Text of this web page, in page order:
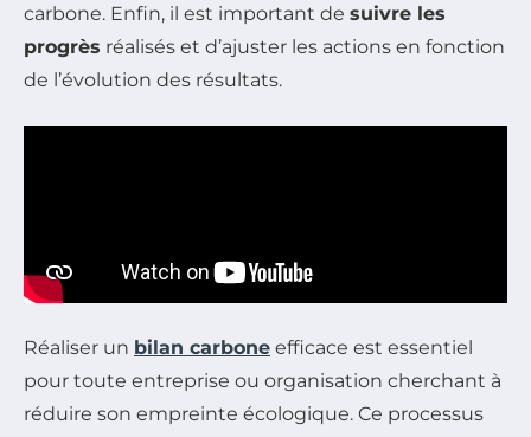
carbone. Enfin, il est important de suivre les
progrès réalisés et d’ajuster les actions en fonction
de l’évolution des résultats.
Réaliser un bilan carbone efficace est essentiel
pour toute entreprise ou organisation cherchant à
réduire son empreinte écologique. Ce processus